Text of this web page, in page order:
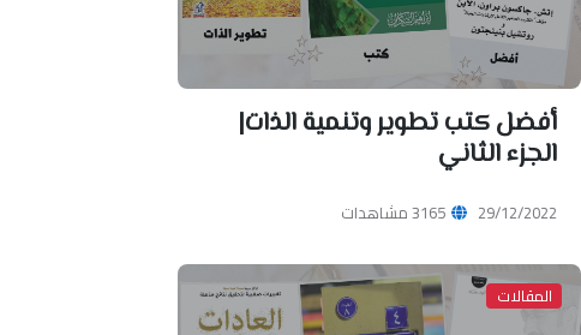
أفضل كتب تطوير وتنمية الذات|
الجزء الثاني
29/12/2022 3165 مشاهدات
المقالات